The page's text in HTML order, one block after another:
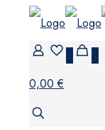
0,00 €